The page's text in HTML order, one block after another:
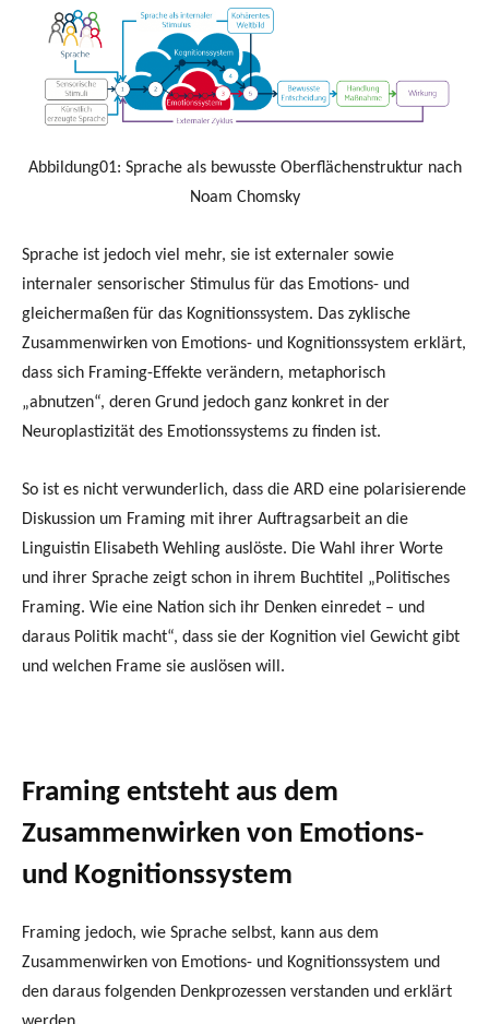
Abbildung01: Sprache als bewusste Oberflächenstruktur nach
Noam Chomsky
Sprache ist jedoch viel mehr, sie ist externaler sowie
internaler sensorischer Stimulus für das Emotions- und
gleichermaßen für das Kognitionssystem. Das zyklische
Zusammenwirken von Emotions- und Kognitionssystem erklärt,
dass sich Framing-Effekte verändern, metaphorisch
„abnutzen“, deren Grund jedoch ganz konkret in der
Neuroplastizität des Emotionssystems zu finden ist.
So ist es nicht verwunderlich, dass die ARD eine polarisierende
Diskussion um Framing mit ihrer Auftragsarbeit an die
Linguistin Elisabeth Wehling auslöste. Die Wahl ihrer Worte
und ihrer Sprache zeigt schon in ihrem Buchtitel „Politisches
Framing. Wie eine Nation sich ihr Denken einredet – und
daraus Politik macht“, dass sie der Kognition viel Gewicht gibt
und welchen Frame sie auslösen will.
Framing entsteht aus dem
Zusammenwirken von Emotions-
und Kognitionssystem
Framing jedoch, wie Sprache selbst, kann aus dem
Zusammenwirken von Emotions- und Kognitionssystem und
den daraus folgenden Denkprozessen verstanden und erklärt